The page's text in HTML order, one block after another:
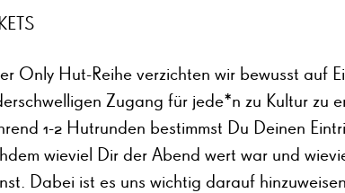
Only Hut-Reihe verzichten wir bewusst auf
Zugang für jede*n zu Kultur zu
1-2 Hutrunden bestimmst Du Deinen
wieviel Dir der Abend wert war und
Dabei ist es uns wichtig darauf